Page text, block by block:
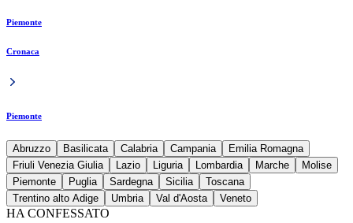
Piemonte
Cronaca
Piemonte
Abruzzo Basilicata Calabria Campania
Emilia Romagna
Friuli Venezia Giulia
Lazio Liguria Lombardia Marche
Molise
Piemonte
Puglia Sardegna Sicilia
Toscana
Trentino alto Adige
Umbria Val d'Aosta Veneto
HA CONFESSATO